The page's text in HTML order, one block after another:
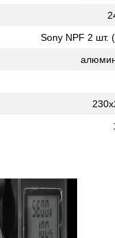
Sony NPF 2 шт.